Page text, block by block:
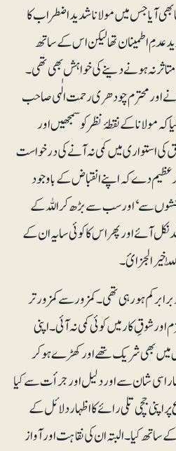
بھی آیا جس میں مولانا شدید اضطراب کا
عدمِ اطمینان تھا لیکن اس کے ساتھ
نہ ہونے دینے کی خواہش بھی تھی۔
اور محترم چودھری رحمت الٰہی صاحب
کے نقطۂ نظر کو سمجھیں اور
استواری میں کمی نہ آنے کی درخواست
دے کہ اپنے انقباض کے باوجود
سے‘ اور سب سے بڑھ کر اللہ کے
آئے اور پھر اس کا کوئی سایہ ان کے
خیرالجزائ۔
کم ہو رہی تھی۔ کمزور سے کمزور تر
شوقِ کار میں کوئی کمی نہ آئی۔ اپنی
بھی شریک تھے اورکھڑے ہوکر
اسی شان سے اور دلیل اور جرأت سے کیا
اپنی جچی تلی رائے کا اظہار دلائل کے
کیا۔ البتہ ان کی نقاہت اور آواز